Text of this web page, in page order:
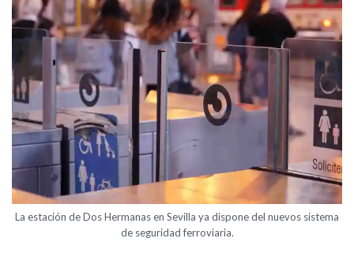
La estación de Dos Hermanas en Sevilla ya dispone del nuevos sistema
de seguridad ferroviaria.